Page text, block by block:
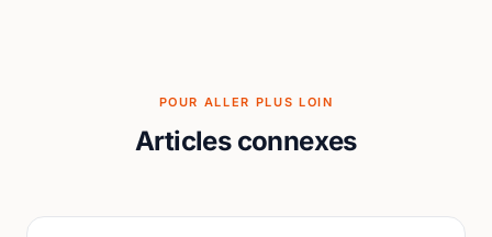
POUR ALLER PLUS LOIN
Articles connexes